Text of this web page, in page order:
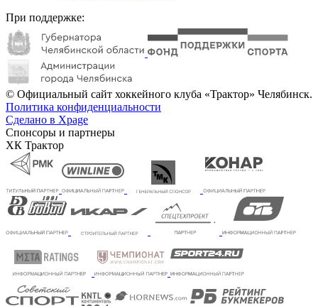
При поддержке:
© Официальный сайт хоккейного клуба «Трактор» Челябинск.
Политика конфиденциальности
Сделано в Xpage
Спонсоры и партнеры
ХК Трактор